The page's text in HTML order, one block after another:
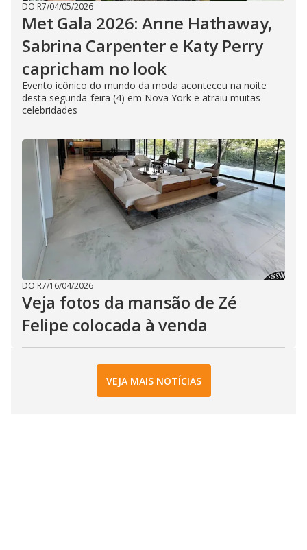
DO R7/04/05/2026
Met Gala 2026: Anne Hathaway,
Sabrina Carpenter e Katy Perry
capricham no look
Evento icônico do mundo da moda aconteceu na noite
desta segunda-feira (4) em Nova York e atraiu muitas
celebridades
DO R7/16/04/2026
Veja fotos da mansão de Zé
Felipe colocada à venda
VEJA MAIS NOTÍCIAS